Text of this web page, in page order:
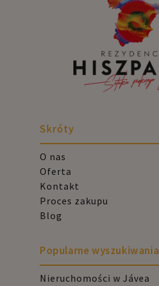
Skróty
O nas
Oferta
Kontakt
Proces zakupu
Blog
Popularne wyszukiwania
Nieruchomości w Jávea